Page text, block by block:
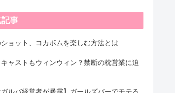
記事
ョット、コカボムを楽しむ方法とは
ャストもウィンウィン？禁断の枕営業に迫
ガルバ経営者が暴露】ガールズバーでモテる